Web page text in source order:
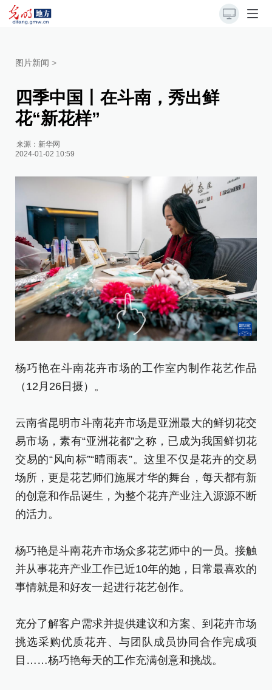
图片新闻 >
四季中国丨在斗南，秀出鲜
花“新花样”
来源： 新华网
2024-01-02 10:59
杨巧艳在斗南花卉市场的工作室内制作花艺作品
（12月26日摄）。
云南省昆明市斗南花卉市场是亚洲最大的鲜切花交
易市场，素有“亚洲花都”之称，已成为我国鲜切花
交易的“风向标”“晴雨表”。这里不仅是花卉的交易
场所，更是花艺师们施展才华的舞台，每天都有新
的创意和作品诞生，为整个花卉产业注入源源不断
的活力。
杨巧艳是斗南花卉市场众多花艺师中的一员。接触
并从事花卉产业工作已近10年的她，日常最喜欢的
事情就是和好友一起进行花艺创作。
充分了解客户需求并提供建议和方案、到花卉市场
挑选采购优质花卉、与团队成员协同合作完成项
目……杨巧艳每天的工作充满创意和挑战。